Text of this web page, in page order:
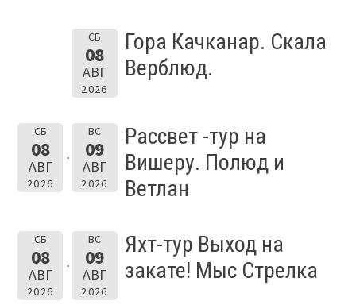
СБ
08
АВГ
2026
Гора Качканар. Скала
Верблюд.
СБ
08
АВГ
2026
ВС
09
АВГ
2026
Рассвет -тур на
Вишеру. Полюд и
Ветлан
СБ
08
АВГ
2026
ВС
09
АВГ
2026
Яхт-тур Выход на
закате! Мыс Стрелка